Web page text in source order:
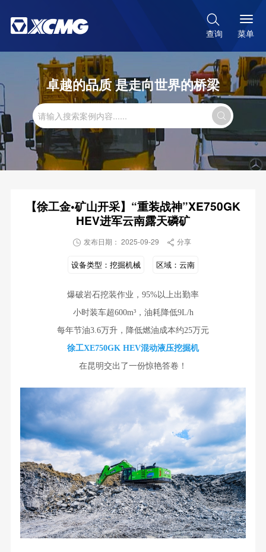

查询 菜单
卓越的品质 是走向世界的桥梁

【徐工金•矿山开采】“重装战神”XE750GK
HEV进军云南露天磷矿
 发布日期： 2025-09-29  分享
设备类型： 挖掘机械 区域： 云南
爆破岩石挖装作业，95%以上出勤率
小时装车超600m³，油耗降低9L/h
每年节油3.6万升，降低燃油成本约25万元
徐工XE750GK HEV混动液压挖掘机
在昆明交出了一份惊艳答卷！